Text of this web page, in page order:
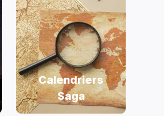
Calendriers
Saga